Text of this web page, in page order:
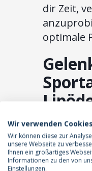
dir Zeit,
optimale
trotz
die
und die
Wir verwenden Cookies
Wir können diese zur
unsere Webseite zu
Ihnen ein großartiges
Informationen zu den von
Einstellungen.